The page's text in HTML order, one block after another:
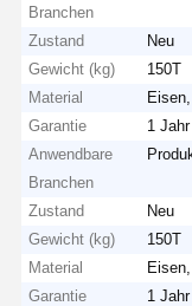
Branchen
Zustand
Neu
Gewicht (kg)
150T
Material
Garantie
1 Jahr
Anwendbare
Branchen
Zustand
Neu
Gewicht (kg)
150T
Material
Garantie
1 Jahr